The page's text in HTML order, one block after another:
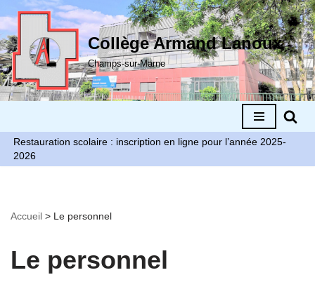
Aller
au
contenu
Collège Armand Lanoux
Champs-sur-Marne
Restauration scolaire : inscription en ligne pour l’année 2025-
2026
Accueil > Le personnel
Le personnel